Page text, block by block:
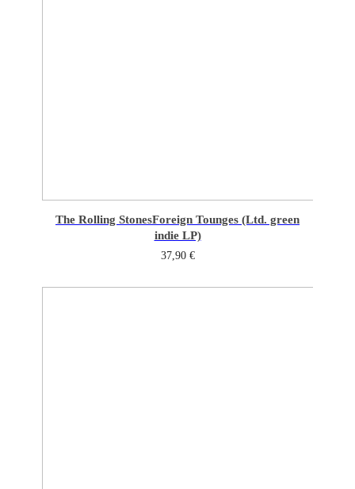
The Rolling StonesForeign Tounges (Ltd. green
indie LP)
37,90 €